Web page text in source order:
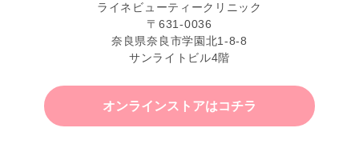
ライネビューティークリニック
〒631-0036
奈良県奈良市学園北1-8-8
サンライトビル4階
オンラインストアはコチラ